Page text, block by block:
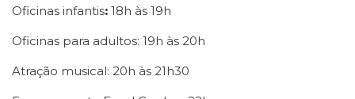
Oficinas infantis: 18h às 19h
Oficinas para adultos: 19h às 20h
Atração musical: 20h às 21h30